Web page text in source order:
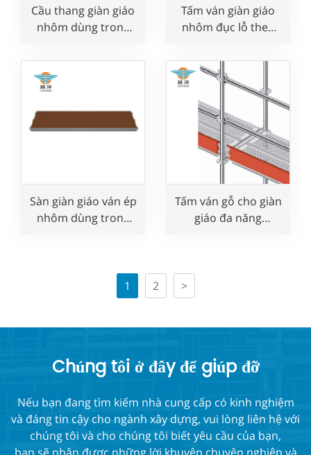
Cầu thang giàn giáo
nhôm dùng trong
Tấm ván giàn giáo
nhôm đục lỗ theo
Sàn giàn giáo ván ép
nhôm dùng trong
Tấm ván gỗ cho giàn
giáo đa năng
1 2 >
Chúng tôi ở đây để giúp đỡ
Nếu bạn đang tìm kiếm nhà cung cấp có kinh nghiệm
và đáng tin cậy cho ngành xây dựng, vui lòng liên hệ với
chúng tôi và cho chúng tôi biết yêu cầu của bạn,